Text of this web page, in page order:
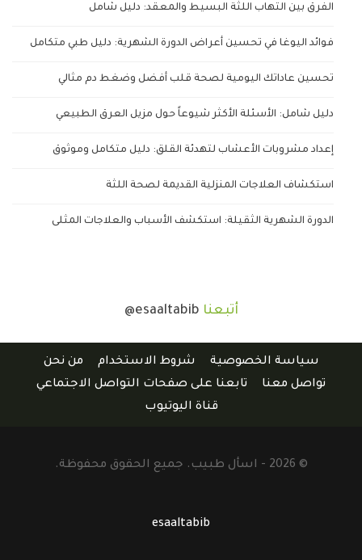
الفرق بين التهاب اللثة البسيط والمعقد: دليل شامل
فوائد اليوغا في تحسين أعراض الدورة الشهرية: دليل طبي متكامل
تحسين عاداتك اليومية لصحة قلب أفضل وضغط دم مثالي
دليل شامل: الأسئلة الأكثر شيوعاً حول مزيل العرق الطبيعي
إعداد مشروبات الأعشاب لتهدئة القلق: دليل متكامل وموثوق
استكشاف العلاجات المنزلية القديمة لصحة اللثة
الدورة الشهرية الثقيلة: استكشف الأسباب والعلاجات المثلى
أتبعنا @esaaltabib
سياسة الخصوصية شروط الاستخدام
من نحن
تواصل معنا
تابعنا على صفحات التواصل الاجتماعي
قناة اليوتيوب
© 2026 - اسأل طبيب. جميع الحقوق محفوظة.
esaaltabib